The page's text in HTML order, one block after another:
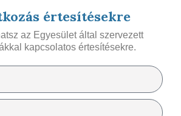
értesítésekre
az Egyesület által szervezett
kapcsolatos értesítésekre.